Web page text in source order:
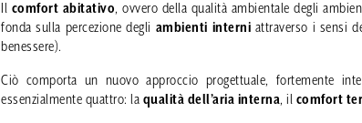
Il comfort abitativo, ovvero della qualità ambientale degli
fonda sulla percezione degli ambienti interni attraverso i sensi
benessere).
Ciò comporta un nuovo approccio progettuale, fortemente
essenzialmente quattro: la qualità dell’aria interna, il comfort